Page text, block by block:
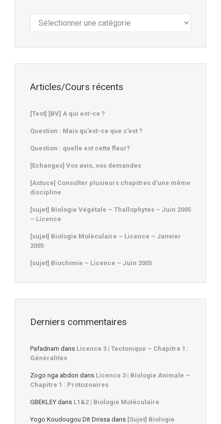
Articles/Cours récents
[Test] [BV] A qui est-ce ?
Question : Mais qu’est-ce que c’est ?
Question : quelle est cette fleur?
[Echanges] Vos avis, vos demandes
[Astuce] Consulter plusieurs chapitres d’une même
discipline
[sujet] Biologie Végétale – Thallophytes – Juin 2005
– Licence
[sujet] Biologie Moléculaire – Licence – Janvier
2005
[sujet] Biochimie – Licence – Juin 2005
Derniers commentaires
Pafadnam dans Licence 3 | Tectonique – Chapitre 1 :
Généralités
Zogo nga abdon dans Licence 3 | Biologie Animale –
Chapitre 1 : Protozoaires
GBEKLEY dans L1&2 | Biologie Moléculaire
Yogo Koudougou Dit Drissa dans [Sujet] Biologie